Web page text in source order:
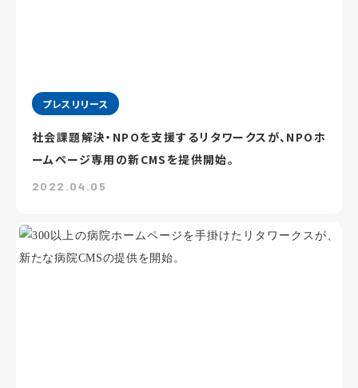
プレスリリース
社会課題解決・NPOを支援するリタワークスが、NPOホ
ームページ専用の新CMSを提供開始。
2022.04.05